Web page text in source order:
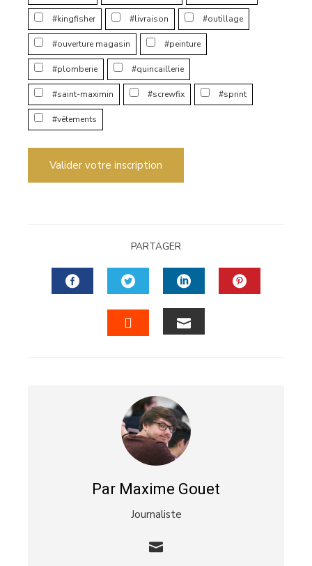
#kingfisher #livraison #outillage
#ouverture magasin #peinture
#plomberie #quincaillerie
#saint-maximin #screwfix #sprint
#vêtements
Valider votre inscription
PARTAGER
FACEBOOKTWITTERLINKEDIN
Par Maxime Gouet
Journaliste